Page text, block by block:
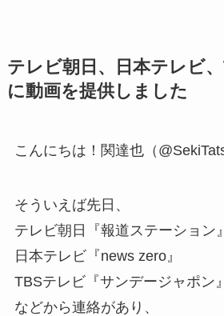
テレビ朝日、日本テレビ
に動画を提供しました
こんにちは！関達也（
そういえば先日、
テレビ朝日『報道ステーション』
日本テレビ『news zero』
TBSテレビ『サンデージャポン』
などから連絡があり、